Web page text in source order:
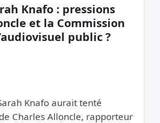
Knafo : pressions
et la Commission
public ?
Knafo aurait tenté
Charles Alloncle, rapporteur